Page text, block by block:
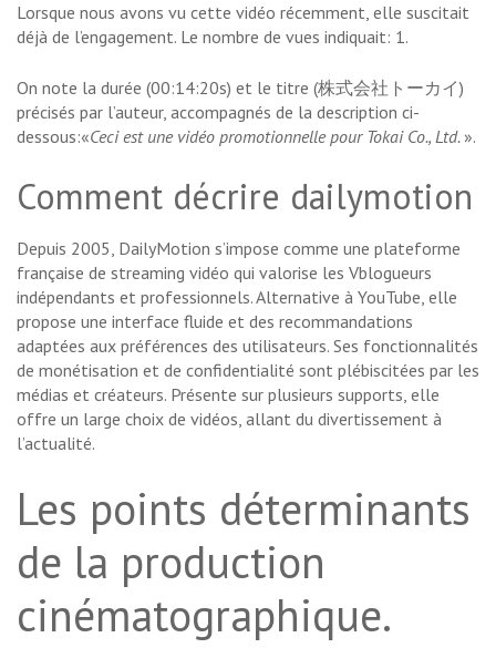
Lorsque nous avons vu cette vidéo récemment, elle suscitait
déjà de l’engagement. Le nombre de vues indiquait: 1.
On note la durée (00:14:20s) et le titre (株式会社トーカイ)
précisés par l’auteur, accompagnés de la description ci-
dessous:«Ceci est une vidéo promotionnelle pour Tokai Co., Ltd. ».
Comment décrire dailymotion
Depuis 2005, DailyMotion s’impose comme une plateforme
française de streaming vidéo qui valorise les Vblogueurs
indépendants et professionnels. Alternative à YouTube, elle
propose une interface fluide et des recommandations
adaptées aux préférences des utilisateurs. Ses fonctionnalités
de monétisation et de confidentialité sont plébiscitées par les
médias et créateurs. Présente sur plusieurs supports, elle
offre un large choix de vidéos, allant du divertissement à
l’actualité.
Les points déterminants
de la production
cinématographique.